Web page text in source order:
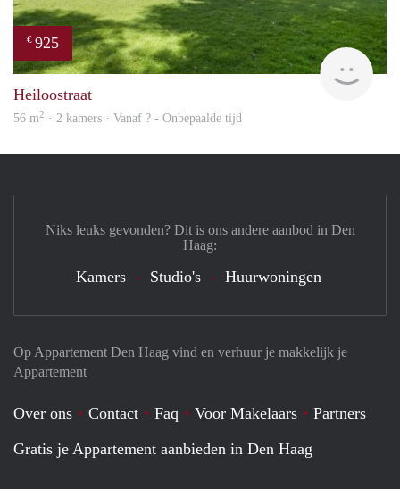
€ 925
Heiloostraat
56 m2 · 2 kamers · Vanaf ? - Onbepaalde tijd
Op Appartement Den Haag vind en verhuur je makkelijk je
Appartement
Over ons Contact Faq Voor Makelaars
Partners
Gratis je Appartement aanbieden in Den Haag
Niks leuks gevonden? Dit is ons andere aanbod in Den
Haag:
Kamers Studio's Huurwoningen